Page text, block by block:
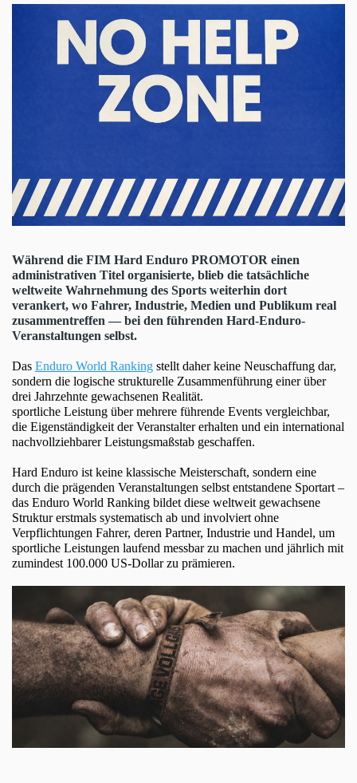
Während die FIM Hard Enduro PROMOTOR einen
administrativen Titel organisierte, blieb die tatsächliche
weltweite Wahrnehmung des Sports weiterhin dort
verankert, wo Fahrer, Industrie, Medien und Publikum real
zusammentreffen — bei den führenden Hard-Enduro-
Veranstaltungen selbst.
Das Enduro World Ranking stellt daher keine Neuschaffung dar,
sondern die logische strukturelle Zusammenführung einer über
drei Jahrzehnte gewachsenen Realität.
sportliche Leistung über mehrere führende Events vergleichbar,
die Eigenständigkeit der Veranstalter erhalten und ein international
nachvollziehbarer Leistungsmaßstab geschaffen.
Hard Enduro ist keine klassische Meisterschaft, sondern eine
durch die prägenden Veranstaltungen selbst entstandene Sportart –
das Enduro World Ranking bildet diese weltweit gewachsene
Struktur erstmals systematisch ab und involviert ohne
Verpflichtungen Fahrer, deren Partner, Industrie und Handel, um
sportliche Leistungen laufend messbar zu machen und jährlich mit
zumindest 100.000 US-Dollar zu prämieren.